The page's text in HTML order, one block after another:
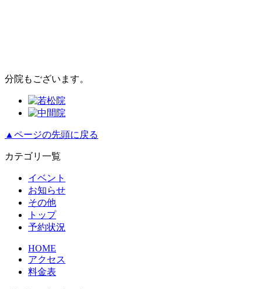
分院もございます。
▲ページの先頭に戻る
カテゴリ一覧
イベント
お知らせ
その他
トップ
予約状況
HOME
アクセス
料金表